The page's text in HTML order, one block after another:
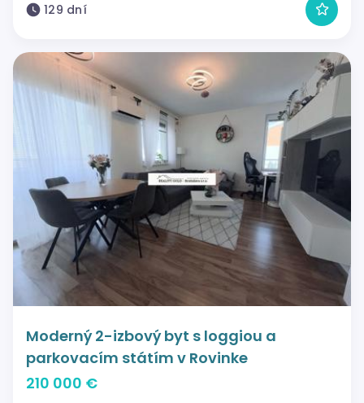
129 dní
Moderný 2-izbový byt s loggiou a
parkovacím státím v Rovinke
210 000 €